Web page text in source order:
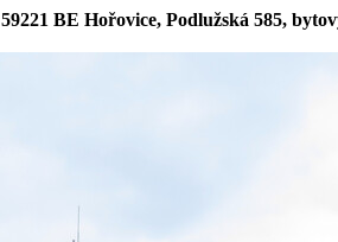
59221 BE Hořovice, Podlužská 585,